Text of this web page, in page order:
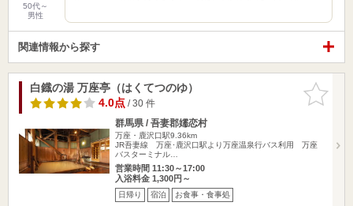
50代～
男性
関連情報から探す
お気に入
りに追加
白鐡の湯 万座亭（はくてつのゆ）
4.0点/ 30 件
群馬県 / 吾妻郡嬬恋村
万座・鹿沢口駅9.36km
JR吾妻線 万座･鹿沢口駅より万座温泉行バス利用 万座
バスターミナル…
営業時間 11:30～17:00
入浴料金 1,300円～
日帰り 宿泊 お食事・食事処